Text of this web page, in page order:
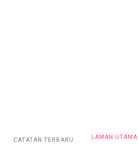
CATATAN TERBARU LAMAN UTAMA